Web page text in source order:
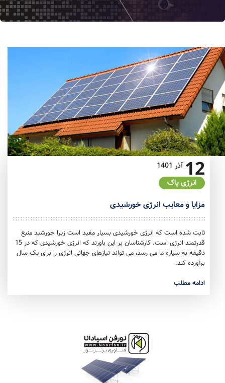
12آذر 1401
انرژی پاک
مزایا و معایب انرژی خورشیدی
ثابت شده است که انرژی خورشیدی بسیار مفید است زیرا خورشید منبع
قدرتمند انرژی است. کارشناسان بر این باورند که انرژی خورشیدی که در 15
دقیقه به سیاره ما می رسد، می تواند نیازهای جهانی انرژی را برای یک سال
برآورده کند.
ادامه مطلب